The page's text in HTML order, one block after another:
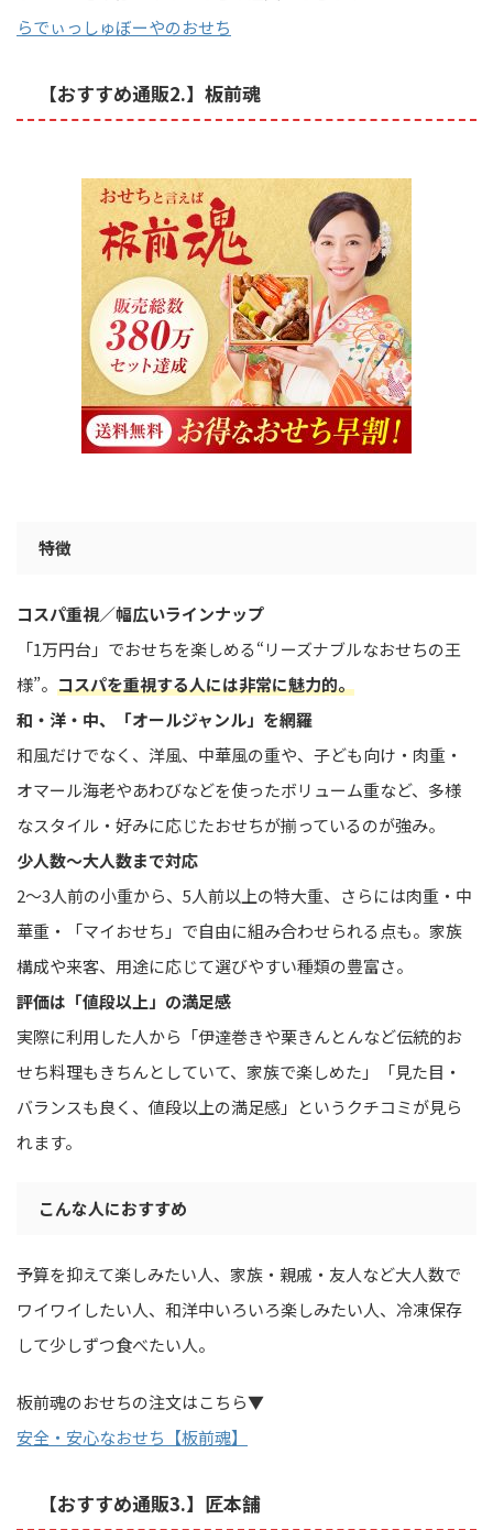
らでぃっしゅぼーやのおせち
【おすすめ通販2.】板前魂
特徴
コスパ重視／幅広いラインナップ
「1万円台」でおせちを楽しめる“リーズナブルなおせちの王
様”。 コスパを重視する人には非常に魅力的。
和・洋・中、「オールジャンル」を網羅
和風だけでなく、洋風、中華風の重や、子ども向け・肉重・
オマール海老やあわびなどを使ったボリューム重など、多様
なスタイル・好みに応じたおせちが揃っているのが強み。
少人数〜大人数まで対応
2〜3人前の小重から、5人前以上の特大重、さらには肉重・中
華重・「マイおせち」で自由に組み合わせられる点も。家族
構成や来客、用途に応じて選びやすい種類の豊富さ。
評価は「値段以上」の満足感
実際に利用した人から「伊達巻きや栗きんとんなど伝統的お
せち料理もきちんとしていて、家族で楽しめた」「見た目・
バランスも良く、値段以上の満足感」というクチコミが見ら
れます。
こんな人におすすめ
予算を抑えて楽しみたい人、家族・親戚・友人など大人数で
ワイワイしたい人、和洋中いろいろ楽しみたい人、冷凍保存
して少しずつ食べたい人。
板前魂のおせちの注文はこちら▼
安全・安心なおせち【板前魂】
【おすすめ通販3.】匠本舗